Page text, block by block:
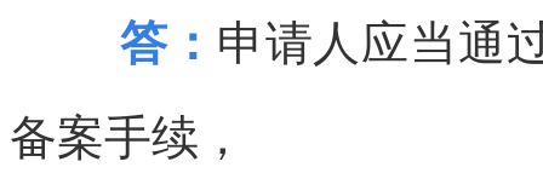
答： 申请人应当通
备案手续，